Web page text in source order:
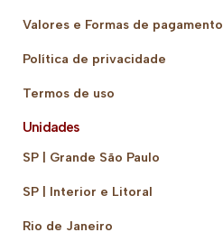
Valores e Formas de pagamento
Política de privacidade
Termos de uso
Unidades
SP | Grande São Paulo
SP | Interior e Litoral
Rio de Janeiro